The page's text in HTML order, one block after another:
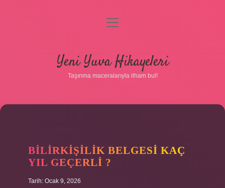
Gizlilik Politikası
Hakkımızda
menüyü
Yeni Yuva Hikayeleri
Taşınma maceralarıyla ilham bul!
BILIRKIŞILIK BELGESI KAÇ
YIL GEÇERLI ?
Tarih: Ocak 9, 2026